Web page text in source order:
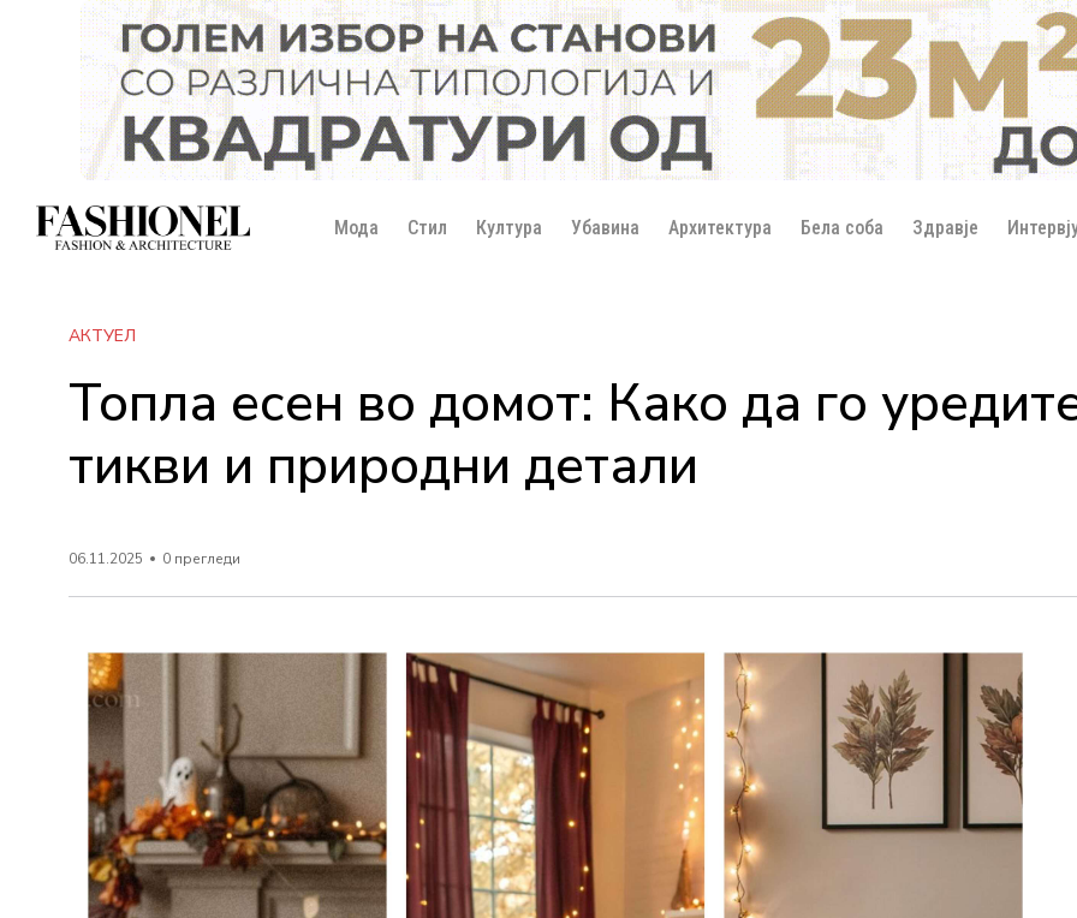
Мода Стил Култура Убавина Архитектура Бела соба Здравје
АКТУЕЛ
Топла есен во домот: Како да го
тикви и природни детали
06.11.2025 0 прегледи